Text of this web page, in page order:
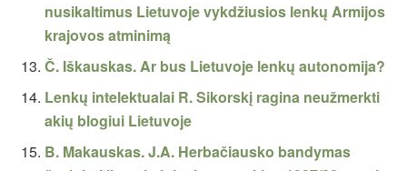
nusikaltimus Lietuvoje vykdžiusios lenkų Armijos
krajovos atminimą
Č. Iškauskas. Ar bus Lietuvoje lenkų autonomija?
Lenkų intelektualai R. Sikorskį ragina neužmerkti
akių blogiui Lietuvoje
B. Makauskas. J.A. Herbačiausko bandymas